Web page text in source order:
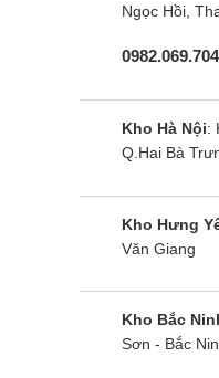
Cùng Chủ
Ngọc Hồi,
0982.069.704
Kho Hà Nội:
Q.Hai Bà
Kho Hưng
Văn Giang
Kho Bắc
Sơn - Bắc